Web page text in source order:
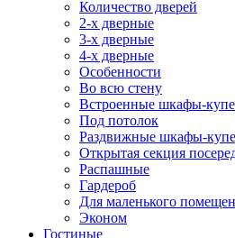
Количество дверей
2-х дверные
3-х дверные
4-х дверные
Особенности
Во всю стену
Встроенные шкафы-купе
Под потолок
Раздвижные шкафы-купе
Открытая секция
Распашные
Гардероб
Для маленького
Эконом
Гостиные